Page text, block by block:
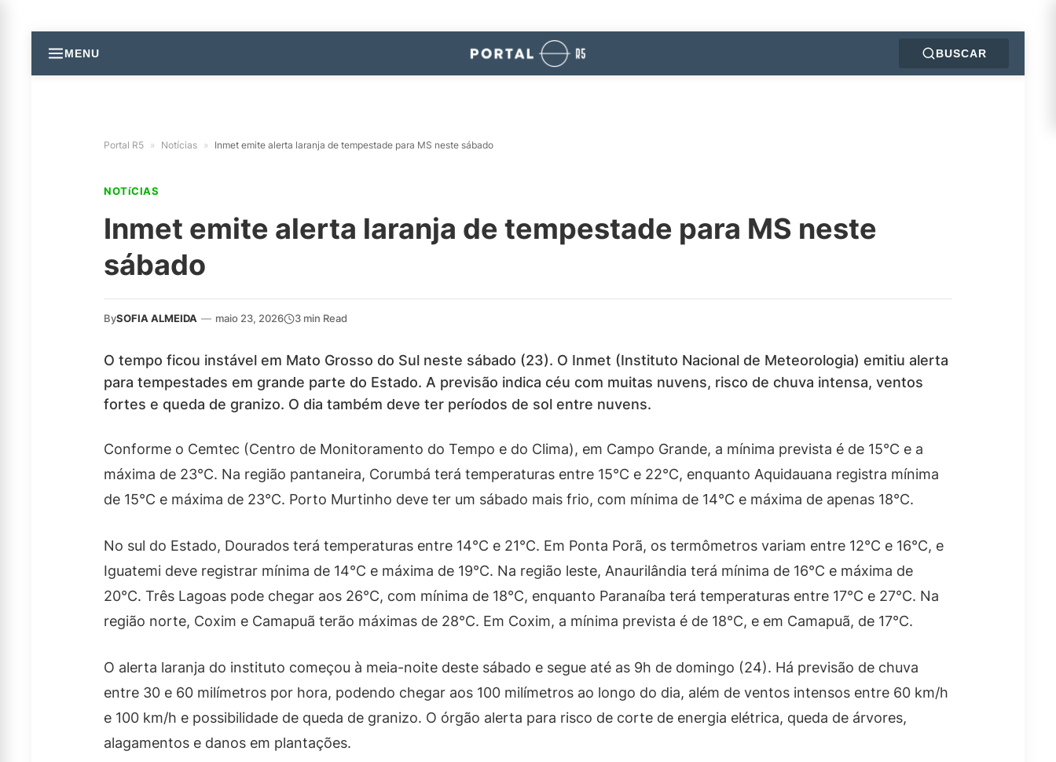
MENU BUSCAR
Portal R5 » Notícias » Inmet emite alerta laranja de tempestade para MS neste sábado
NOTíCIAS
Inmet emite alerta laranja de tempestade para MS neste
sábado
BySOFIA ALMEIDA — maio 23, 2026 3 min Read
O tempo ficou instável em Mato Grosso do Sul neste sábado (23). O Inmet (Instituto Nacional de Meteorologia) emitiu alerta
para tempestades em grande parte do Estado. A previsão indica céu com muitas nuvens, risco de chuva intensa, ventos
fortes e queda de granizo. O dia também deve ter períodos de sol entre nuvens.
Conforme o Cemtec (Centro de Monitoramento do Tempo e do Clima), em Campo Grande, a mínima prevista é de 15°C e a
máxima de 23°C. Na região pantaneira, Corumbá terá temperaturas entre 15°C e 22°C, enquanto Aquidauana registra mínima
de 15°C e máxima de 23°C. Porto Murtinho deve ter um sábado mais frio, com mínima de 14°C e máxima de apenas 18°C.
No sul do Estado, Dourados terá temperaturas entre 14°C e 21°C. Em Ponta Porã, os termômetros variam entre 12°C e 16°C, e
Iguatemi deve registrar mínima de 14°C e máxima de 19°C. Na região leste, Anaurilândia terá mínima de 16°C e máxima de
20°C. Três Lagoas pode chegar aos 26°C, com mínima de 18°C, enquanto Paranaíba terá temperaturas entre 17°C e 27°C. Na
região norte, Coxim e Camapuã terão máximas de 28°C. Em Coxim, a mínima prevista é de 18°C, e em Camapuã, de 17°C.
O alerta laranja do instituto começou à meia-noite deste sábado e segue até as 9h de domingo (24). Há previsão de chuva
entre 30 e 60 milímetros por hora, podendo chegar aos 100 milímetros ao longo do dia, além de ventos intensos entre 60 km/h
e 100 km/h e possibilidade de queda de granizo. O órgão alerta para risco de corte de energia elétrica, queda de árvores,
alagamentos e danos em plantações.